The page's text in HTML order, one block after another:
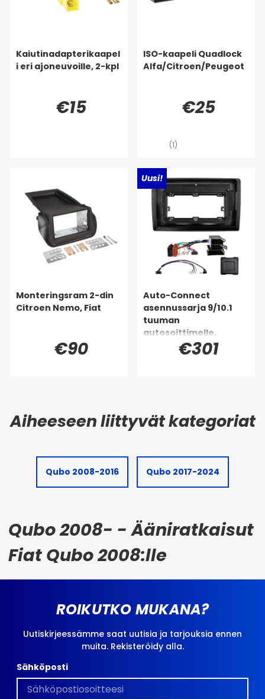
Kaiutinadapterikaapel
i eri ajoneuvoille, 2-kpl
€15
ISO-kaapeli Quadlock
Alfa/Citroen/Peugeot
€25
(1)
Monteringsram 2-din
Citroen Nemo, Fiat
€90
Uusi!
Auto-Connect
asennussarja 9/10.1
tuuman
autosoittimelle,
Citroën Nemo,
Peugeot Bipper, Fiat
€301
Qubo 2008-2016 Qubo 2017-2024
Qubo 2008- - Ääniratkaisut
Fiat Qubo 2008:lle
ROIKUTKO MUKANA?
Uutiskirjeessämme saat uutisia ja tarjouksia ennen
muita. Rekisteröidy alla.
Sähköposti